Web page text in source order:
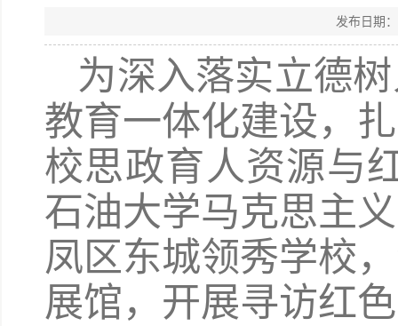
发布日期
为深入落实立德
教育一体化建设，
校思政育人资源与
石油大学马克思主
凤区东城领秀学校
展馆，开展寻访红